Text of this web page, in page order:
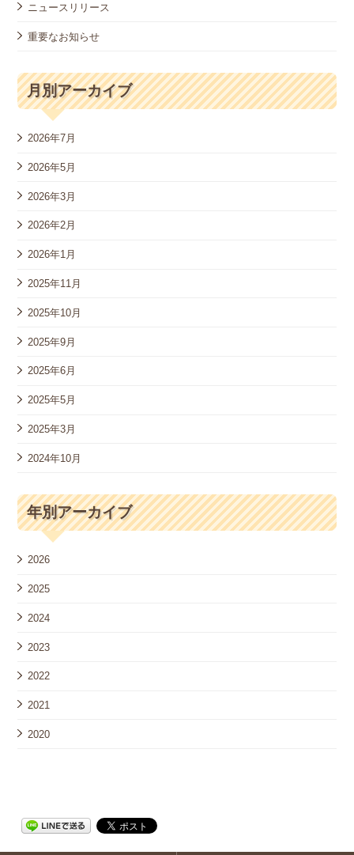
ニュースリリース
重要なお知らせ
月別アーカイブ
2026年7月
2026年5月
2026年3月
2026年2月
2026年1月
2025年11月
2025年10月
2025年9月
2025年6月
2025年5月
2025年3月
2024年10月
年別アーカイブ
2026
2025
2024
2023
2022
2021
2020